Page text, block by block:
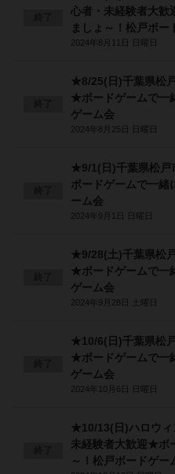
心者・未経験者大
ましょ～！松戸ボー
2024年8月11日 日曜日
★8/25(日)千葉県松
★ボードゲームで一
ゲーム会
2024年8月25日 日曜日
★9/1(日)千葉県松
ボードゲームで一緒
ーム会
2024年9月1日 日曜日
★9/28(土)千葉県松
★ボードゲームで一
ゲーム会
2024年9月28日 土曜日
★10/6(日)千葉県松
★ボードゲームで一
ゲーム会
2024年10月6日 日曜日
★10/13(日)ハロウィ
未経験者大歓迎★ボ
～！松戸ボードゲー